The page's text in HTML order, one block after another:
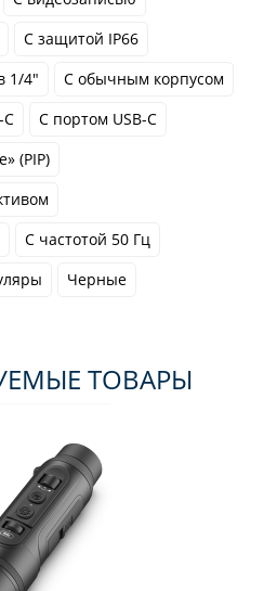
С защитой IP66
1/4"
С обычным корпусом
С портом USB-C
(PIP)
С частотой 50 Гц
Черные
ТОВАРЫ